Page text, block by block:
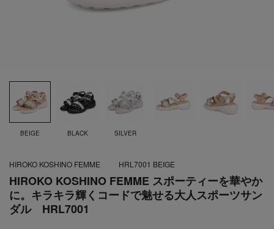
BEIGE BLACK SILVER
HIROKO KOSHINO FEMME スポーティーを華やか
に。キラキラ輝くコードで魅せる大人スポーツサン
ダル HRL7001
HIROKO KOSHINO FEMME HRL7001 BEIGE